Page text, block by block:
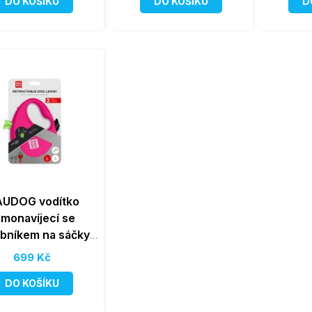
vodítko
se
na sáčky
40kg/5m/L
699 Kč
DO KOŠÍKU